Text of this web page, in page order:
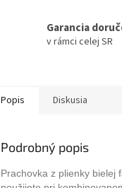
Garancia
v rámci celej SR
Popis Diskusia
Podrobný popis
Prachovka z plienky bielej